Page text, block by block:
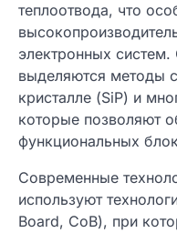
теплоотвода, что
электронных систем.
выделяются методы
кристалле (SiP) и
которые позволяют
функциональных
Современные
используют
Board, CoB), при